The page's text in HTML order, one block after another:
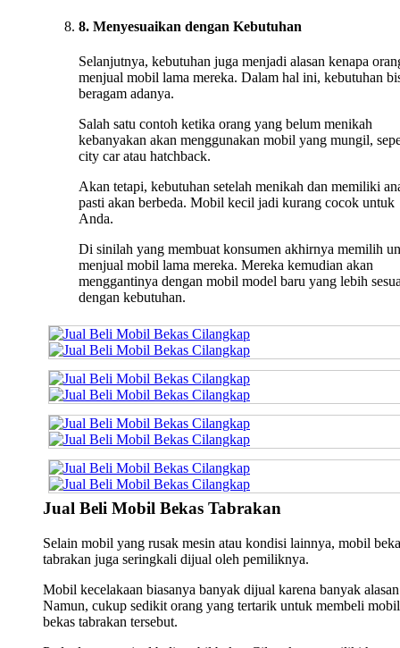
8. Menyesuaikan dengan Kebutuhan
Selanjutnya, kebutuhan juga menjadi alasan kenapa
menjual mobil lama mereka. Dalam hal ini, kebutuhan
beragam adanya.
Salah satu contoh ketika orang yang belum menikah
kebanyakan akan menggunakan mobil yang mungil,
city car atau hatchback.
Akan tetapi, kebutuhan setelah menikah dan memiliki
pasti akan berbeda. Mobil kecil jadi kurang cocok untuk
Anda.
Di sinilah yang membuat konsumen akhirnya memilih
menjual mobil lama mereka. Mereka kemudian akan
menggantinya dengan mobil model baru yang lebih
dengan kebutuhan.
Jual Beli Mobil Bekas Tabrakan
Selain mobil yang rusak mesin atau kondisi lainnya, mobil
tabrakan juga seringkali dijual oleh pemiliknya.
Mobil kecelakaan biasanya banyak dijual karena banyak
Namun, cukup sedikit orang yang tertarik untuk membeli mobil
bekas tabrakan tersebut.